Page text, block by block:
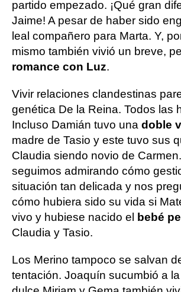
partido empezado. ¡Qué gran
Jaime! A pesar de haber sido
leal compañero para Marta. Y,
mismo también vivió un breve,
romance con Luz.
Vivir relaciones clandestinas
genética De la Reina. Todos las
Incluso Damián tuvo una doble
madre de Tasio y este tuvo sus
Claudia siendo novio de
seguimos admirando cómo
situación tan delicada y nos
cómo hubiera sido su vida si
vivo y hubiese nacido el
bebé
Claudia y Tasio.
Los Merino tampoco se salvan
tentación. Joaquín sucumbió a